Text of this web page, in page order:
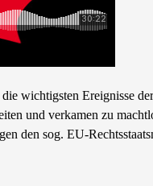
wichtigsten Ereignisse
und verkamen zu
den sog. EU-